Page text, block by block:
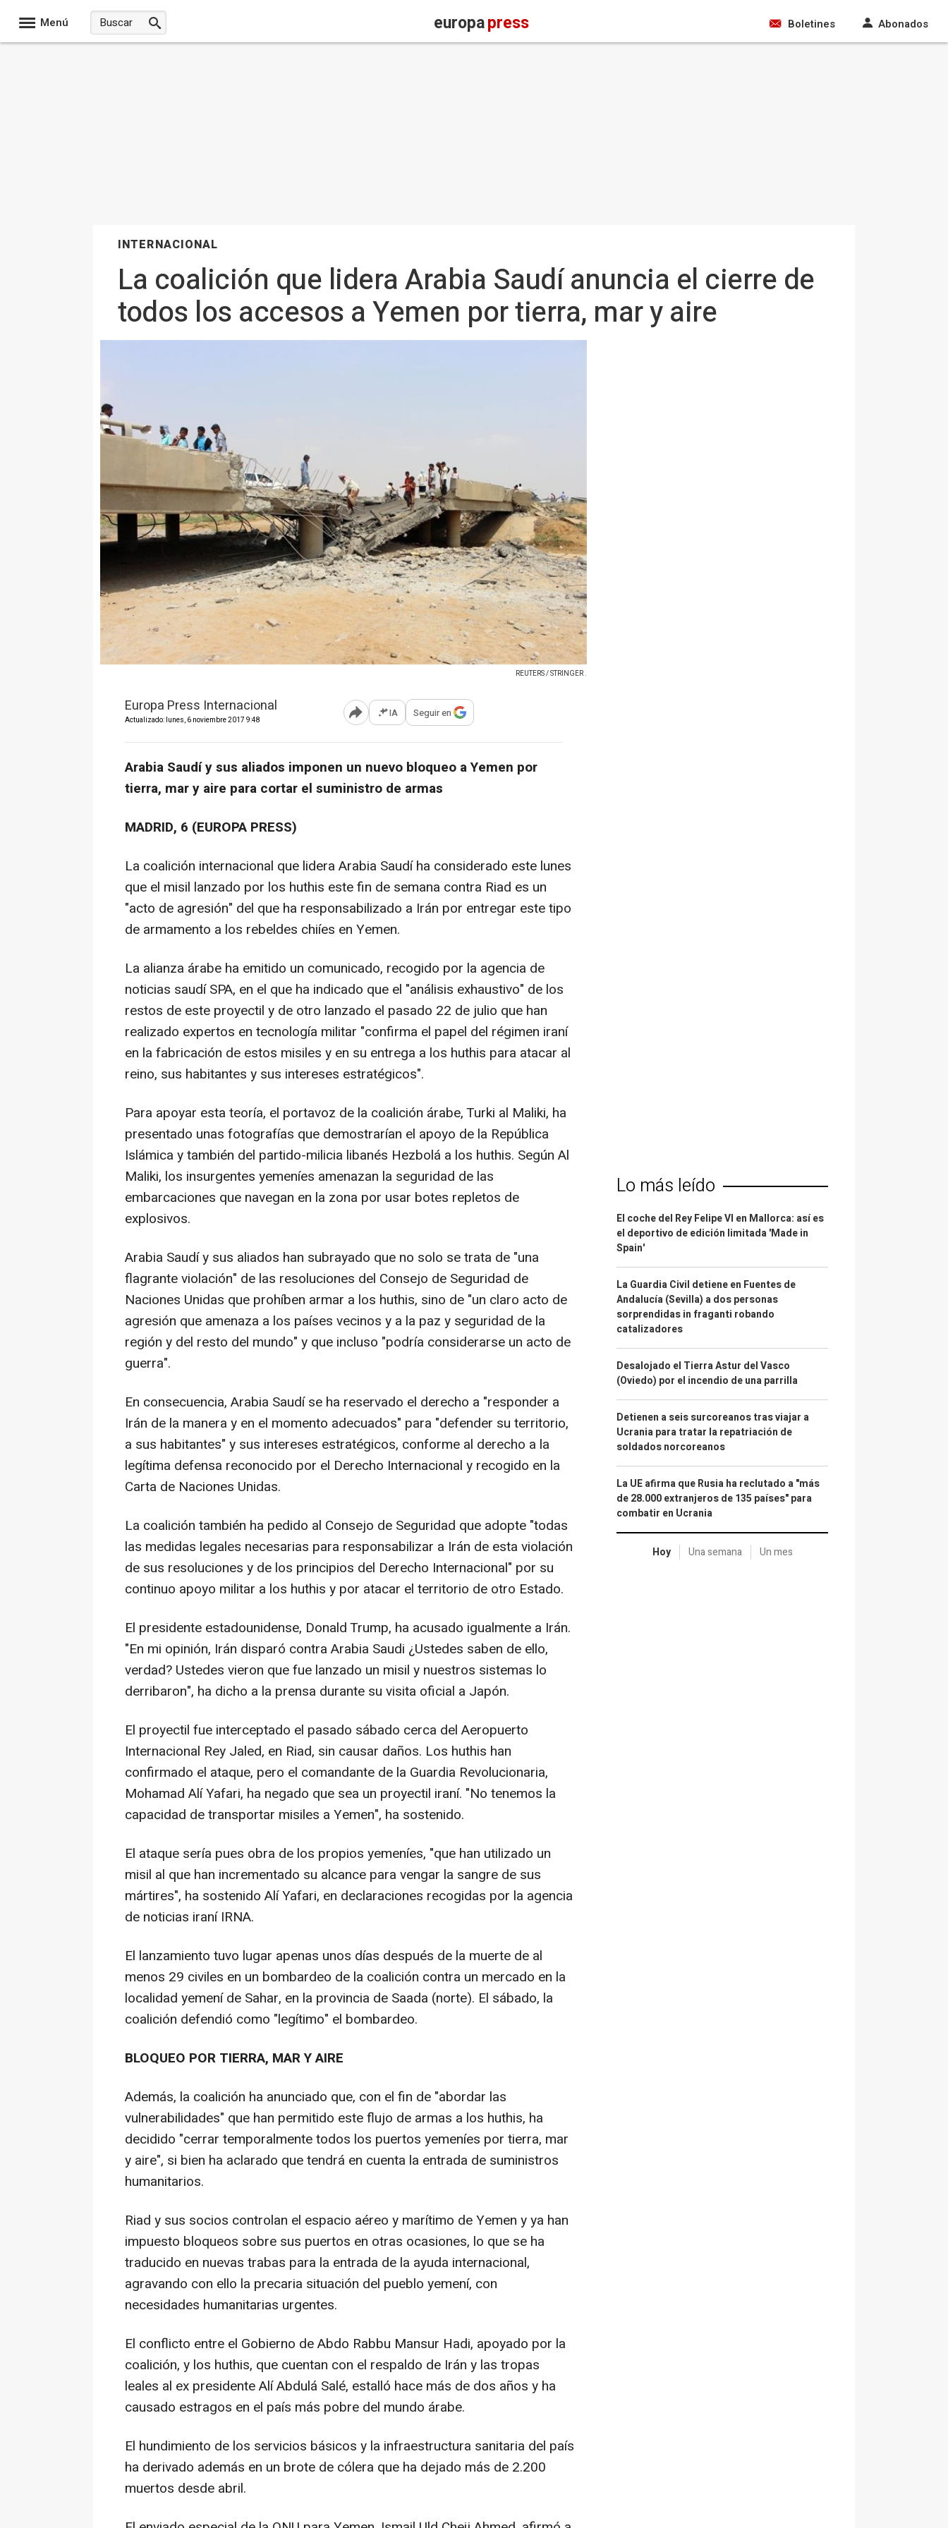
Menú europapress Boletines Abonados
INTERNACIONAL
La coalición que lidera Arabia Saudí anuncia el cierre de
todos los accesos a Yemen por tierra, mar y aire
REUTERS / STRINGER .
Europa Press Internacional
Actualizado: lunes, 6 noviembre 2017 9:48 Abrir opciones para compartir
IA Seguir en
Arabia Saudí y sus aliados imponen un nuevo bloqueo a Yemen por
tierra, mar y aire para cortar el suministro de armas
MADRID, 6 (EUROPA PRESS)
La coalición internacional que lidera Arabia Saudí ha considerado este lunes
que el misil lanzado por los huthis este fin de semana contra Riad es un
"acto de agresión" del que ha responsabilizado a Irán por entregar este tipo
de armamento a los rebeldes chiíes en Yemen.
La alianza árabe ha emitido un comunicado, recogido por la agencia de
noticias saudí SPA, en el que ha indicado que el "análisis exhaustivo" de los
restos de este proyectil y de otro lanzado el pasado 22 de julio que han
realizado expertos en tecnología militar "confirma el papel del régimen iraní
en la fabricación de estos misiles y en su entrega a los huthis para atacar al
reino, sus habitantes y sus intereses estratégicos".
Para apoyar esta teoría, el portavoz de la coalición árabe, Turki al Maliki, ha
presentado unas fotografías que demostrarían el apoyo de la República
Islámica y también del partido-milicia libanés Hezbolá a los huthis. Según Al
Maliki, los insurgentes yemeníes amenazan la seguridad de las
embarcaciones que navegan en la zona por usar botes repletos de
explosivos.
Arabia Saudí y sus aliados han subrayado que no solo se trata de "una
flagrante violación" de las resoluciones del Consejo de Seguridad de
Naciones Unidas que prohíben armar a los huthis, sino de "un claro acto de
agresión que amenaza a los países vecinos y a la paz y seguridad de la
región y del resto del mundo" y que incluso "podría considerarse un acto de
guerra".
En consecuencia, Arabia Saudí se ha reservado el derecho a "responder a
Irán de la manera y en el momento adecuados" para "defender su territorio,
a sus habitantes" y sus intereses estratégicos, conforme al derecho a la
legítima defensa reconocido por el Derecho Internacional y recogido en la
Carta de Naciones Unidas.
La coalición también ha pedido al Consejo de Seguridad que adopte "todas
las medidas legales necesarias para responsabilizar a Irán de esta violación
de sus resoluciones y de los principios del Derecho Internacional" por su
continuo apoyo militar a los huthis y por atacar el territorio de otro Estado.
El presidente estadounidense, Donald Trump, ha acusado igualmente a Irán.
"En mi opinión, Irán disparó contra Arabia Saudi ¿Ustedes saben de ello,
verdad? Ustedes vieron que fue lanzado un misil y nuestros sistemas lo
derribaron", ha dicho a la prensa durante su visita oficial a Japón.
El proyectil fue interceptado el pasado sábado cerca del Aeropuerto
Internacional Rey Jaled, en Riad, sin causar daños. Los huthis han
confirmado el ataque, pero el comandante de la Guardia Revolucionaria,
Mohamad Alí Yafari, ha negado que sea un proyectil iraní. "No tenemos la
capacidad de transportar misiles a Yemen", ha sostenido.
El ataque sería pues obra de los propios yemeníes, "que han utilizado un
misil al que han incrementado su alcance para vengar la sangre de sus
mártires", ha sostenido Alí Yafari, en declaraciones recogidas por la agencia
de noticias iraní IRNA.
El lanzamiento tuvo lugar apenas unos días después de la muerte de al
menos 29 civiles en un bombardeo de la coalición contra un mercado en la
localidad yemení de Sahar, en la provincia de Saada (norte). El sábado, la
coalición defendió como "legítimo" el bombardeo.
BLOQUEO POR TIERRA, MAR Y AIRE
Además, la coalición ha anunciado que, con el fin de "abordar las
vulnerabilidades" que han permitido este flujo de armas a los huthis, ha
decidido "cerrar temporalmente todos los puertos yemeníes por tierra, mar
y aire", si bien ha aclarado que tendrá en cuenta la entrada de suministros
humanitarios.
Riad y sus socios controlan el espacio aéreo y marítimo de Yemen y ya han
impuesto bloqueos sobre sus puertos en otras ocasiones, lo que se ha
traducido en nuevas trabas para la entrada de la ayuda internacional,
agravando con ello la precaria situación del pueblo yemení, con
necesidades humanitarias urgentes.
El conflicto entre el Gobierno de Abdo Rabbu Mansur Hadi, apoyado por la
coalición, y los huthis, que cuentan con el respaldo de Irán y las tropas
leales al ex presidente Alí Abdulá Salé, estalló hace más de dos años y ha
causado estragos en el país más pobre del mundo árabe.
El hundimiento de los servicios básicos y la infraestructura sanitaria del país
ha derivado además en un brote de cólera que ha dejado más de 2.200
muertos desde abril.
Lo más leído
El coche del Rey Felipe VI en Mallorca: así es
el deportivo de edición limitada 'Made in
Spain'
La Guardia Civil detiene en Fuentes de
Andalucía (Sevilla) a dos personas
sorprendidas in fraganti robando
catalizadores
Desalojado el Tierra Astur del Vasco
(Oviedo) por el incendio de una parrilla
Detienen a seis surcoreanos tras viajar a
Ucrania para tratar la repatriación de
soldados norcoreanos
La UE afirma que Rusia ha reclutado a "más
de 28.000 extranjeros de 135 países" para
combatir en Ucrania
Hoy Una semana Un mes